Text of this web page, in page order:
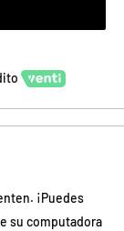
¡Puedes
su computadora